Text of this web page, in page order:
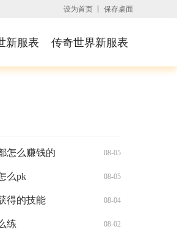
设为首页 保存桌面
新服表 传奇世界新服表
怎么赚钱的 08-05
么pk 08-05
得的技能 08-04
练 08-02